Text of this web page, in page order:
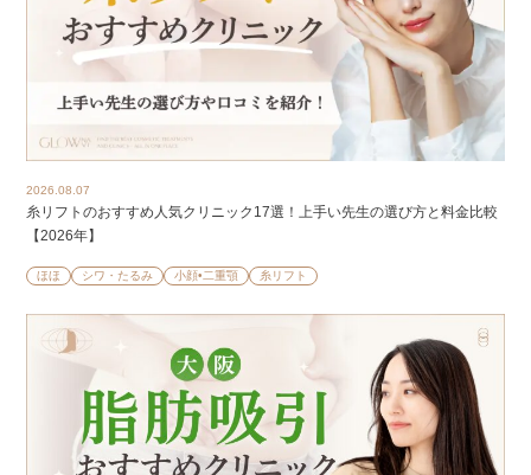
2026.08.07
糸リフトのおすすめ人気クリニック17選！上手い先生の選び方と料金比較
【2026年】
ほほ シワ・たるみ 小顔•二重顎 糸リフト